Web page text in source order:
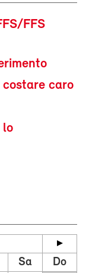
FFS
costare caro
lo
Sa Do